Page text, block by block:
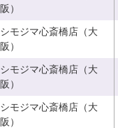
阪）
シモジマ心斎橋店（大
阪）
シモジマ心斎橋店（大
阪）
シモジマ心斎橋店（大
阪）